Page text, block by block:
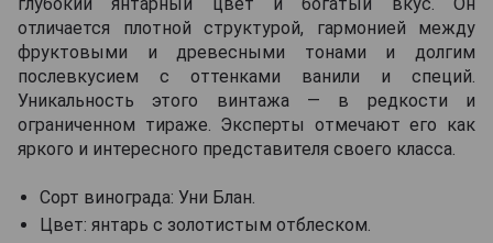
глубокий янтарный цвет и богатый вкус. Он
отличается плотной структурой, гармонией между
фруктовыми и древесными тонами и долгим
послевкусием с оттенками ванили и специй.
Уникальность этого винтажа — в редкости и
ограниченном тираже. Эксперты отмечают его как
яркого и интересного представителя своего класса.
Сорт винограда: Уни Блан.
Цвет: янтарь с золотистым отблеском.